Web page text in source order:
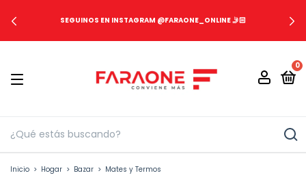
SEGUINOS EN INSTAGRAM @FARAONE_ONLINE 🤳🏻
0
Inicio > Hogar > Bazar > Mates y Termos